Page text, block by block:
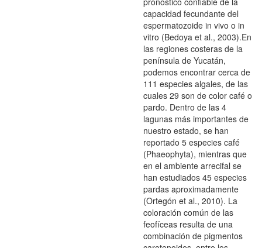
capacidad fecundante del
espermatozoide in vivo o in
vitro (Bedoya et al., 2003).En
las regiones costeras de la
península de Yucatán,
podemos encontrar cerca de
111 especies algales, de las
cuales 29 son de color café o
pardo. Dentro de las 4
lagunas más importantes de
nuestro estado, se han
reportado 5 especies café
(Phaeophyta), mientras que
en el ambiente arrecifal se
han estudiados 45 especies
pardas aproximadamente
(Ortegón et al., 2010). La
coloración común de las
feofíceas resulta de una
combinación de pigmentos